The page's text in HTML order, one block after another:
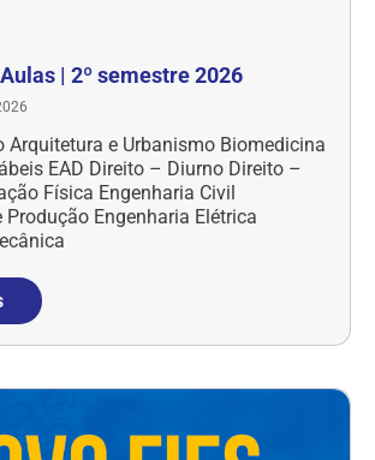
| 2º semestre 2026
Arquitetura e Urbanismo Biomedicina
EAD Direito – Diurno Direito –
Física Engenharia Civil
Produção Engenharia Elétrica